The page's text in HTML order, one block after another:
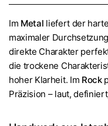
Im Metal liefert der
maximaler
direkte Charakter
die trockene
hoher Klarheit. Im Rock
Präzision – laut,